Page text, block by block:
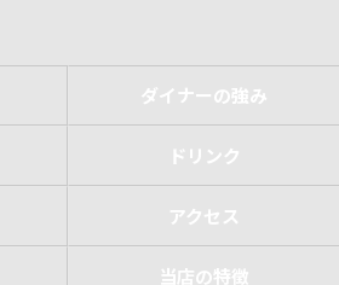
ダイナーの強み
ドリンク
アクセス
当店の特徴